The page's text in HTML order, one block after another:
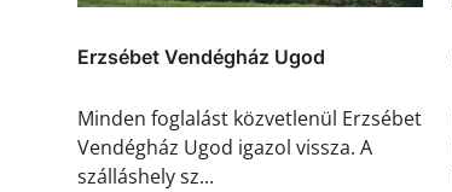
Erzsébet Vendégház Ugod
Minden foglalást közvetlenül Erzsébet
Vendégház Ugod igazol vissza. A
szálláshely sz...